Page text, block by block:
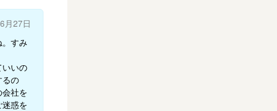
月27日
すみ
いいの
るの
社を
惑を